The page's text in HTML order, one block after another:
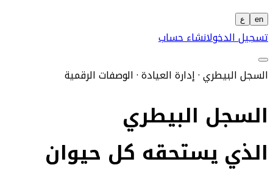
en ع
تسجيل الدخولانشاء حساب
السجل البيطري · إدارة العيادة · الوصفات الرقمية
السجل البيطري
الذي يستحقه كل حيوان